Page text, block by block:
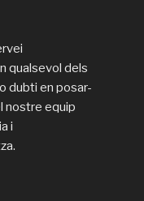
qualsevol dels
dubti en posar-
nostre equip
i